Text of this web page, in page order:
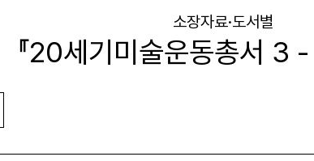
소장자료·도서별
『20세기미술운동총서 3 -